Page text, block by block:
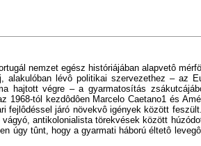
nemzet egész históriájában alapvetô
lévô politikai szervezethez – az
végre – a gyarmatosítás
tól kezdôdôen Marcelo Caetano1 és
járó növekvô igények között
antikolonialista törekvések között
úgy tûnt, hogy a gyarmati háború éltetô